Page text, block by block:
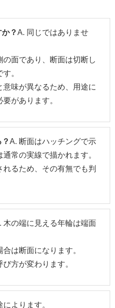
？ A. 同じではありませ
面であり、断面は切断し
。
意味が異なるため、用途に
があります。
A. 断面はハッチングで示
常の実線で描かれます。
るため、その有無でも判
木の端に見える年輪は端面
は断面になります。
方が変わります。
によります。